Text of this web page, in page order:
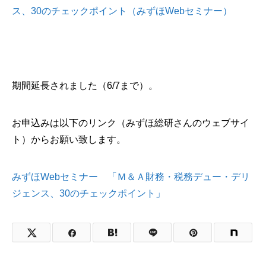
ス、30のチェックポイント（みずほWebセミナー）
期間延長されました（6/7まで）。
お申込みは以下のリンク（みずほ総研さんのウェブサイ
ト）からお願い致します。
みずほWebセミナー 「Ｍ＆Ａ財務・税務デュー・デリ
ジェンス、30のチェックポイント」